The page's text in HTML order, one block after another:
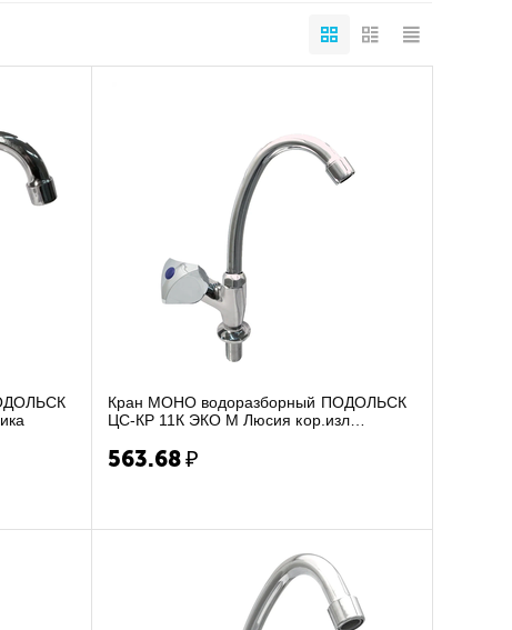
Кран МОНО водоразборный ПОДОЛЬСК
ЦС-КР 11К ЭКО М Люсия кор.изл
563.68₽